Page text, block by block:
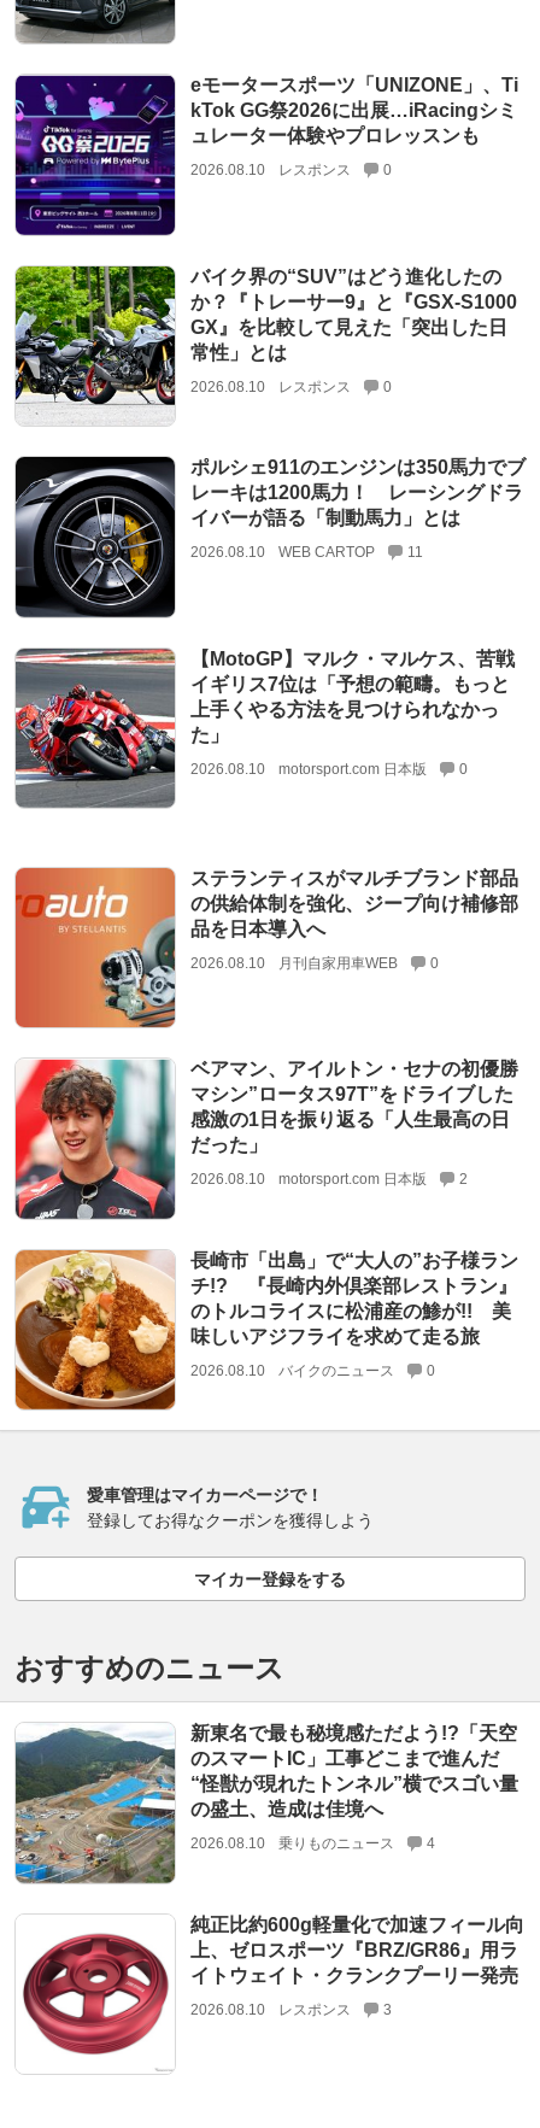
eモータースポーツ「UNIZONE」、Ti
kTok GG祭2026に出展…iRacingシミ
ュレーター体験やプロレッスンも
2026.08.10 レスポンス 0
バイク界の“SUV”はどう進化したの
か？『トレーサー9』と『GSX-S1000
GX』を比較して見えた「突出した日
常性」とは
2026.08.10 レスポンス 0
ポルシェ911のエンジンは350馬力でブ
レーキは1200馬力！ レーシングドラ
イバーが語る「制動馬力」とは
2026.08.10 WEB CARTOP 11
【MotoGP】マルク・マルケス、苦戦
イギリス7位は「予想の範疇。もっと
上手くやる方法を見つけられなかっ
た」
2026.08.10 motorsport.com 日本版 0
ステランティスがマルチブランド部品
の供給体制を強化、ジープ向け補修部
品を日本導入へ
2026.08.10 月刊自家用車WEB 0
ベアマン、アイルトン・セナの初優勝
マシン”ロータス97T”をドライブした
感激の1日を振り返る「人生最高の日
だった」
2026.08.10 motorsport.com 日本版 2
長崎市「出島」で“大人の”お子様ラン
チ!? 『長崎内外倶楽部レストラン』
のトルコライスに松浦産の鯵が!! 美
味しいアジフライを求めて走る旅
2026.08.10 バイクのニュース 0
愛車管理はマイカーページで！
登録してお得なクーポンを獲得しよう
マイカー登録をする
おすすめのニュース
新東名で最も秘境感ただよう!?「天空
のスマートIC」工事どこまで進んだ
“怪獣が現れたトンネル”横でスゴい量
の盛土、造成は佳境へ
2026.08.10 乗りものニュース 4
純正比約600g軽量化で加速フィール向
上、ゼロスポーツ『BRZ/GR86』用ラ
イトウェイト・クランクプーリー発売
2026.08.10 レスポンス 3